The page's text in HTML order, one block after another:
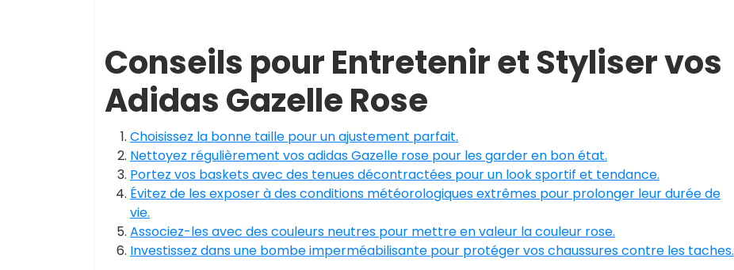
Conseils pour Entretenir et Styliser vos
Adidas Gazelle Rose
Choisissez la bonne taille pour un ajustement parfait.
Nettoyez régulièrement vos adidas Gazelle rose pour les garder en bon état.
Portez vos baskets avec des tenues décontractées pour un look sportif et tendance.
Évitez de les exposer à des conditions météorologiques extrêmes pour prolonger leur durée de
vie.
Associez-les avec des couleurs neutres pour mettre en valeur la couleur rose.
Investissez dans une bombe imperméabilisante pour protéger vos chaussures contre les taches.